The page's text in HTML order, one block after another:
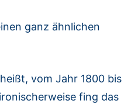
ganz ähnlichen
vom Jahr 1800 bis
fing das